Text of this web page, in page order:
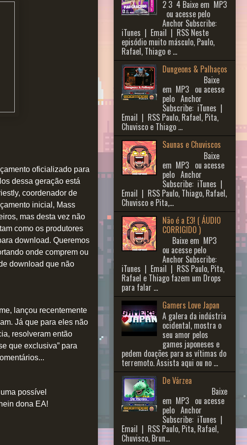
oficializado para
dessa geração está
coordenador de
inicial, Mass
mas desta vez não
como os produtores
download. Queremos
onde comprem ou
download que não
lançou recentemente
Já que para eles não
resolveram então
que exclusiva” para
possível
dona EA!
2 3 ​ 4 Baixe em MP3
ou acesse pelo
Anchor Subscribe:
iTunes | Email | RSS Neste
episódio muito másculo, Paulo,
Rafael, Thiago e ...
Dungeons & Palhaços
Baixe
em MP3 ou acesse
pelo Anchor
Subscribe: iTunes |
Email | RSS Paulo, Rafael, Pita,
Chuvisco e Thiago ...
Saunas e Chuviscos
Baixe
em MP3 ou acesse
pelo Anchor
Subscribe: iTunes |
Email | RSS Paulo, Thiago, Rafael,
Chuvisco e Pita,...
Não é a E3! ( ÁUDIO
CORRIGIDO )
Baixe em MP3
ou acesse pelo
Anchor Subscribe:
iTunes | Email | RSS Paulo, Pita,
Rafael e Thiago fazem um Drops
para falar ...
Gamers Love Japan
A galera da indústria
ocidental, mostra o
seu amor pelos
games japoneses e
pedem doações para as vítimas do
terremoto. Assista aqui ou no ...
De Várzea
Baixe
em MP3 ou acesse
pelo Anchor
Subscribe: iTunes |
Email | RSS Paulo, Pita, Rafael,
Chuvisco, Brun...